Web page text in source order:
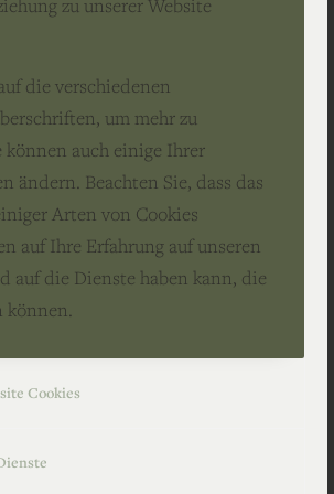
die verschiedenen
um mehr zu
können auch einige Ihrer
ändern. Beachten Sie, dass das
Arten von Cookies
auf Ihre Erfahrung auf unseren
auf die Dienste haben kann, die
können.
Cookies
ohnehin schon mal weg. Hölle,
christliche Angelegenheiten. Soweit
davon nicht betroffen. Ich möchte
Lichterandacht. Keine
Keine Anzeige in der Zeitung. Keine
Sonnenuntergang, Tauben oder
ich nun meinen Frieden gefunden
meinen Frieden gefunden habe,
selbst merken.
ihrem Tod plötzlich zu
Liederzetteln. Da stehen dann